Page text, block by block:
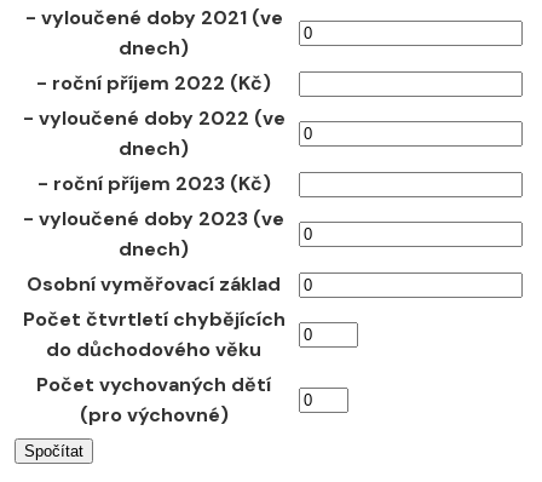
- vyloučené doby 2021 (ve
dnech)
- roční příjem 2022 (Kč)
- vyloučené doby 2022 (ve
dnech)
- roční příjem 2023 (Kč)
- vyloučené doby 2023 (ve
dnech)
Osobní vyměřovací základ
Počet čtvrtletí chybějících
do důchodového věku
Počet vychovaných dětí
(pro výchovné)